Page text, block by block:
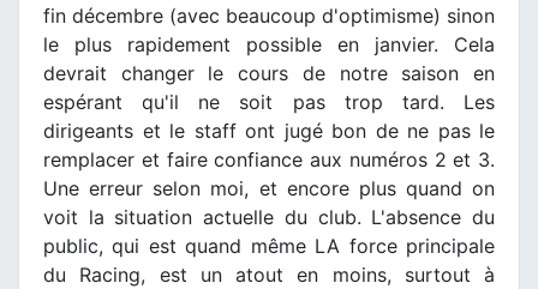
fin décembre (avec beaucoup d'optimisme) sinon
le plus rapidement possible en janvier. Cela
devrait changer le cours de notre saison en
espérant qu'il ne soit pas trop tard. Les
dirigeants et le staff ont jugé bon de ne pas le
remplacer et faire confiance aux numéros 2 et 3.
Une erreur selon moi, et encore plus quand on
voit la situation actuelle du club. L'absence du
public, qui est quand même LA force principale
du Racing, est un atout en moins, surtout à